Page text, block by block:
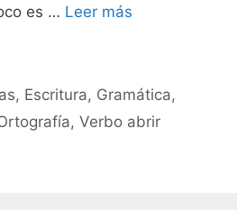
es … Leer más
escribir
abrirlo
, Escritura, Gramática,
, Verbo abrir